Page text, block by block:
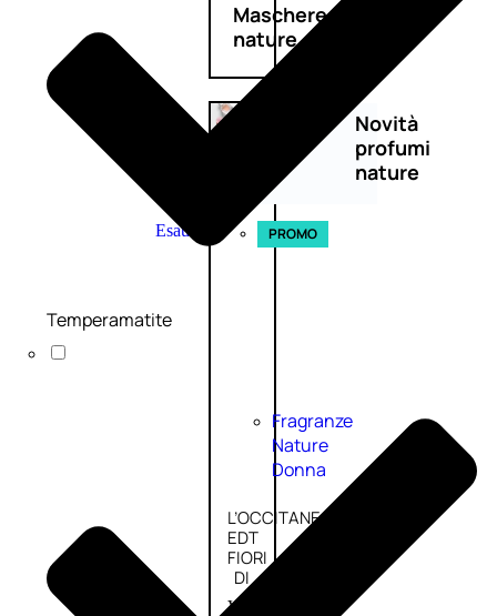
Maschere
nature
Novità
profumi
nature
Esaurito PROMO
Fragranze
Nature
Donna
L’OCCITANE
EDT
FIORI
DI
Valutato
Temperamatite